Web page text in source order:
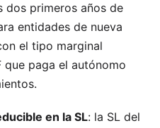
dos primeros años de
entidades de nueva
el tipo marginal
que paga el autónomo
en la SL: la SL del